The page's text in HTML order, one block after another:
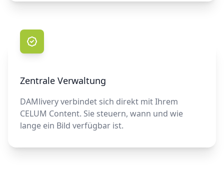
Zentrale Verwaltung
DAMlivery verbindet sich direkt mit Ihrem
CELUM Content. Sie steuern, wann und wie
lange ein Bild verfügbar ist.